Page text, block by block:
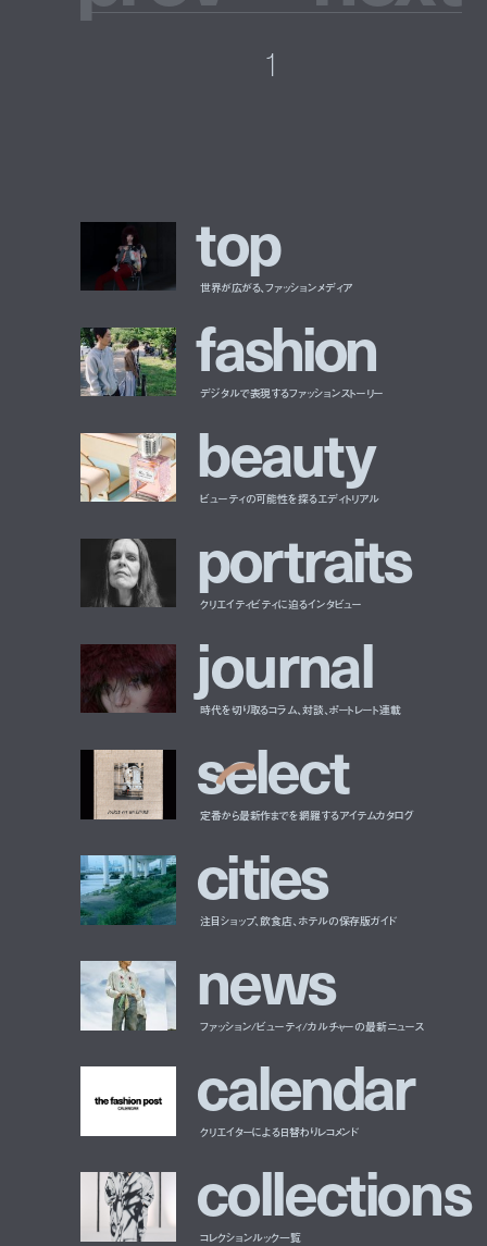
1
top
世界が広がる、ファッションメディア
fashion
デジタルで表現するファッションストーリー
beauty
ビューティの可能性を探るエディトリアル
portraits
クリエイティビティに迫るインタビュー
journal
時代を切り取るコラム、対談、ポートレート連載
select
定番から最新作までを網羅するアイテムカタログ
cities
注目ショップ、飲食店、ホテルの保存版ガイド
news
ファッション/ビューティ/カルチャーの最新ニュース
calendar
クリエイターによる日替わりレコメンド
collections
コレクションルック一覧